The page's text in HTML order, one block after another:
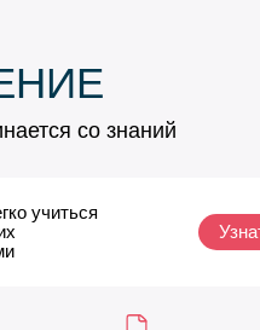
со знаний
учиться